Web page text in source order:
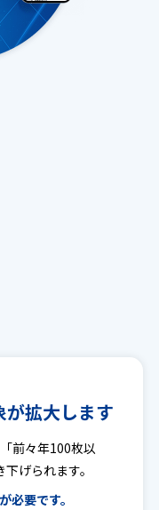
拡大します
前々年100枚以
下げられます。
必要です。